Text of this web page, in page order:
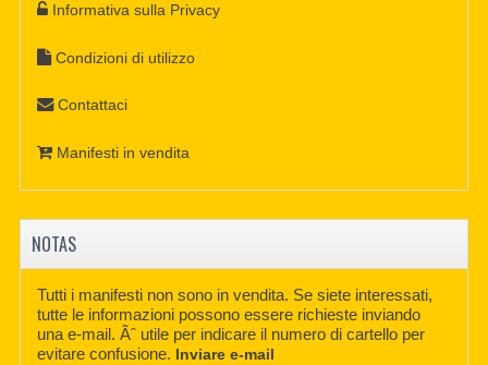
Informativa sulla Privacy
Condizioni di utilizzo
Contattaci
Manifesti in vendita
NOTAS
Tutti i manifesti non sono in vendita. Se siete interessati,
tutte le informazioni possono essere richieste inviando
una e-mail. Ãˆ utile per indicare il numero di cartello per
evitare confusione. Inviare e-mail